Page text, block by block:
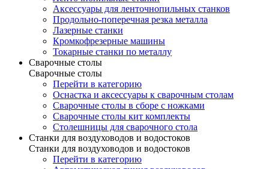
Аксессуары для ленточнопильных станков
Продольно-поперечная резка металла
Лазерные станки
Кромкофрезерные машины
Токарные станки по металлу
Сварочные столы
Сварочные столы
Перейти в категорию
Оснастка и аксессуары к сварочным столам
Сварочные столы в сборе с ножками
Сварочные столы кит комплекты
Столешницы для сварочного стола
Станки для воздуховодов и водостоков
Станки для воздуховодов и водостоков
Перейти в категорию